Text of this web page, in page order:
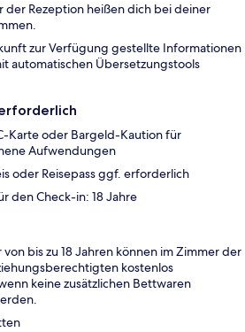
der Rezeption heißen dich bei deiner
zur Verfügung gestellte Informationen
automatischen Übersetzungstools
Karte oder Bargeld-Kaution für
Aufwendungen
oder Reisepass ggf. erforderlich
den Check-in: 18 Jahre
bis zu 18 Jahren können im Zimmer der
kostenlos
keine zusätzlichen Bettwaren